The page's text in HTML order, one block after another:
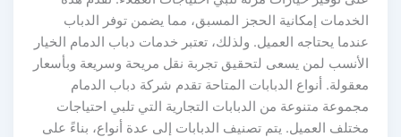
الخدمات إمكانية الحجز المسبق، مما يضمن توفر الدباب
عندما يحتاجه العميل. ولذلك، تعتبر خدمات دباب الدمام الخيار
الأنسب لمن يسعى لتحقيق تجربة نقل مريحة وسريعة وبأسعار
معقولة. أنواع الدبابات المتاحة تقدم شركة دباب الدمام
مجموعة متنوعة من الدبابات التجارية التي تلبي احتياجات
مختلف العميل. يتم تصنيف الدبابات إلى عدة أنواع، بناءً على